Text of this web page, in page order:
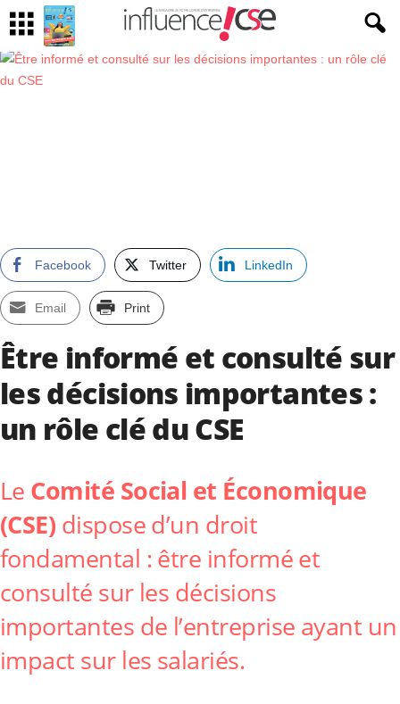
Facebook Twitter LinkedIn
Email Print
Être informé et consulté sur
les décisions importantes :
un rôle clé du CSE
Le Comité Social et Économique
(CSE) dispose d’un droit
fondamental : être informé et
consulté sur les décisions
importantes de l’entreprise ayant un
impact sur les salariés.